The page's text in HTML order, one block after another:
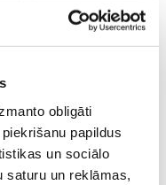
obligāti
papildus
un sociālo
un reklāmas,
SPLAT Special
pasta, 75 ml
4.54 €